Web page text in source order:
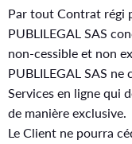
Par tout Contrat régi
PUBLILEGAL SAS
non-cessible et non
PUBLILEGAL SAS
Services en ligne qui
de manière exclusive.
Le Client ne pourra